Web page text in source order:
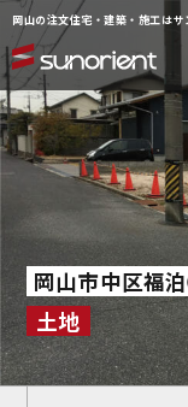
岡山の注文住宅・建築・施工はサ
一級建築士の相談室
注文住宅について
ラインナップ
サービス
施工事例
物件情報
イベント情報
岡山市中区福
土地